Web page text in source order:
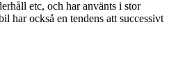
etc, och har använts i stor
har också en tendens att successivt